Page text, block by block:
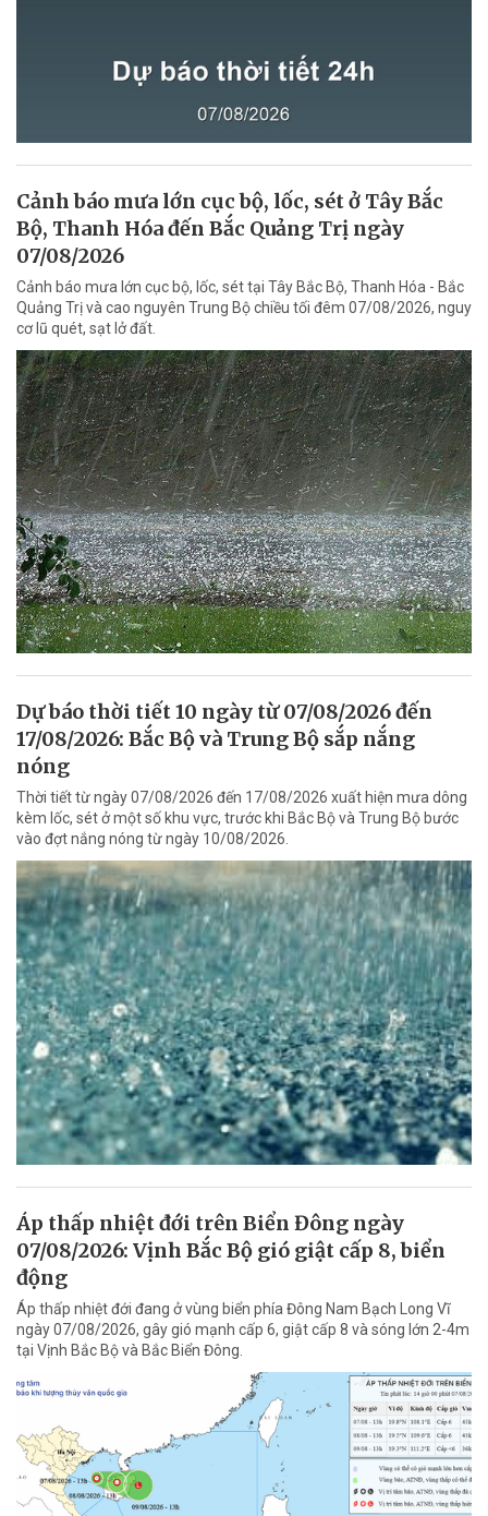
Cảnh báo mưa lớn cục bộ, lốc, sét ở Tây Bắc
Bộ, Thanh Hóa đến Bắc Quảng Trị ngày
07/08/2026
Cảnh báo mưa lớn cục bộ, lốc, sét tại Tây Bắc Bộ, Thanh Hóa - Bắc
Quảng Trị và cao nguyên Trung Bộ chiều tối đêm 07/08/2026, nguy
cơ lũ quét, sạt lở đất.
Dự báo thời tiết 10 ngày từ 07/08/2026 đến
17/08/2026: Bắc Bộ và Trung Bộ sắp nắng
nóng
Thời tiết từ ngày 07/08/2026 đến 17/08/2026 xuất hiện mưa dông
kèm lốc, sét ở một số khu vực, trước khi Bắc Bộ và Trung Bộ bước
vào đợt nắng nóng từ ngày 10/08/2026.
Áp thấp nhiệt đới trên Biển Đông ngày
07/08/2026: Vịnh Bắc Bộ gió giật cấp 8, biển
động
Áp thấp nhiệt đới đang ở vùng biển phía Đông Nam Bạch Long Vĩ
ngày 07/08/2026, gây gió mạnh cấp 6, giật cấp 8 và sóng lớn 2-4m
tại Vịnh Bắc Bộ và Bắc Biển Đông.